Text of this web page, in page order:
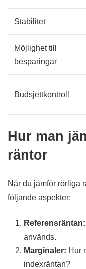
Stabilitet
Möjlighet till
besparingar
Budsjettkontroll
Hur man
räntor
När du jämför rörliga
följande aspekter:
Referensräntan:
används.
Marginaler: Hur
indexräntan?